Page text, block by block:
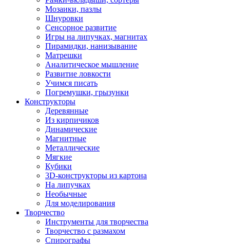
Мозаики, пазлы
Шнуровки
Сенсорное развитие
Игры на липучках, магнитах
Пирамидки, нанизывание
Матрешки
Аналитическое мышление
Развитие ловкости
Учимся писать
Погремушки, грызунки
Конструкторы
Деревянные
Из кирпичиков
Динамические
Магнитные
Металлические
Мягкие
Кубики
3D-конструкторы из картона
На липучках
Необычные
Для моделирования
Творчество
Инструменты для творчества
Творчество с размахом
Спирографы